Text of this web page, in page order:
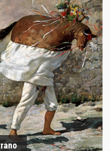
Serrano
Historia
Es Licenciada y
así como Doctora en
Nacional Autónoma
UNAM.